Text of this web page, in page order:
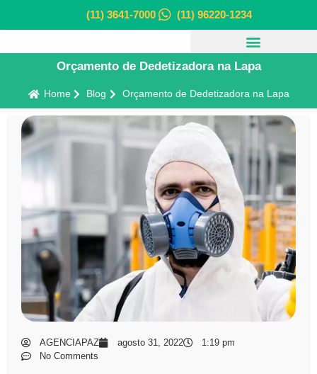
(11) 3641-7000 (11) 96220-1234
Orçamento de Dedetizadora na Lapa
Home Blog Orçamento de Dedetizadora na Lapa
AGENCIAPAZ agosto 31, 2022
1:19 pm
No Comments